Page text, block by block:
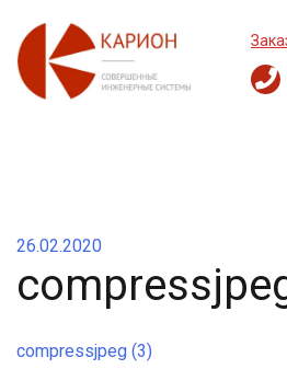
содержимому
26.02.2020
compressjpeg (3)